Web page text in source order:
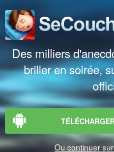
Des milliers
briller en soirée,
Ou continuer